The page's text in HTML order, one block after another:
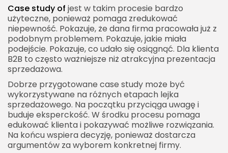
Case study of jest w takim procesie bardzo
użyteczne, ponieważ pomaga zredukować
niepewność. Pokazuje, że dana firma pracowała już z
podobnym problemem. Pokazuje, jakie miała
podejście. Pokazuje, co udało się osiągnąć. Dla klienta
B2B to często ważniejsze niż atrakcyjna prezentacja
sprzedażowa.
Dobrze przygotowane case study może być
wykorzystywane na różnych etapach lejka
sprzedażowego. Na początku przyciąga uwagę i
buduje eksperckość. W środku procesu pomaga
edukować klienta i pokazywać możliwe rozwiązania.
Na końcu wspiera decyzję, ponieważ dostarcza
argumentów za wyborem konkretnej firmy.